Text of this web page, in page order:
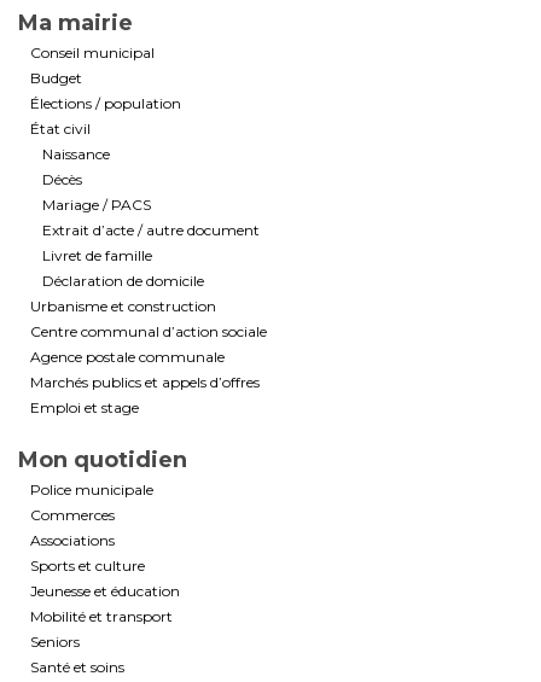
Ma mairie
Conseil municipal
Budget
Élections / population
État civil
Naissance
Décès
Mariage / PACS
Extrait d’acte / autre document
Livret de famille
Déclaration de domicile
Urbanisme et construction
Centre communal d’action sociale
Agence postale communale
Marchés publics et appels d’offres
Emploi et stage
Mon quotidien
Police municipale
Commerces
Associations
Sports et culture
Jeunesse et éducation
Mobilité et transport
Seniors
Santé et soins